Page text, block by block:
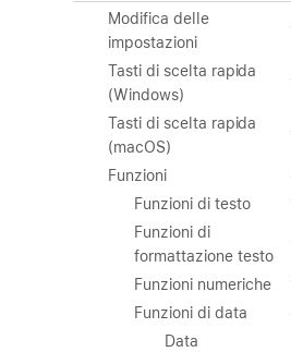
Modifica delle
impostazioni
Tasti di scelta rapida
(Windows)
Tasti di scelta rapida
(macOS)
Funzioni
Funzioni di testo
Funzioni di
formattazione testo
Funzioni numeriche
Funzioni di data
Data